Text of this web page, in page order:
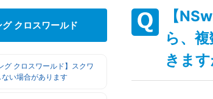
クロスワールド
グ クロスワールド】スクワ
い場合があります
【
ら、
きま